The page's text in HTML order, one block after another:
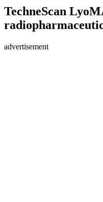
TechneScan
advertisement